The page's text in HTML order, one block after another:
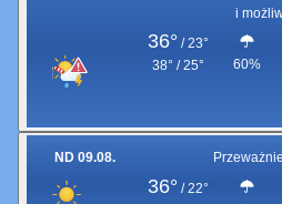
i
36° / 23°
38° / 25°
60%
ND 09.08.
36° / 22°